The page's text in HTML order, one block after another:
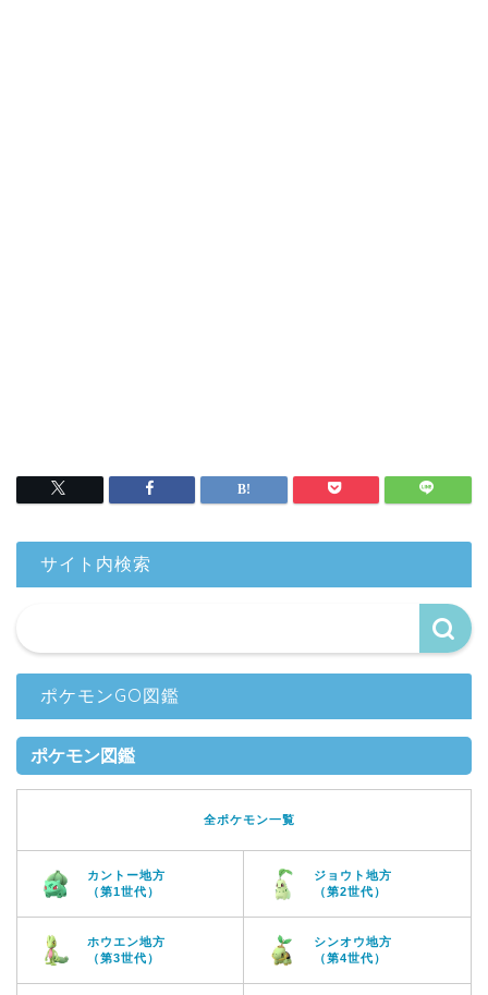
サイト内検索
ポケモンGO図鑑
ポケモン図鑑
全ポケモン一覧
カントー地方
（第1世代）
ジョウト地方
（第2世代）
ホウエン地方
（第3世代）
シンオウ地方
（第4世代）